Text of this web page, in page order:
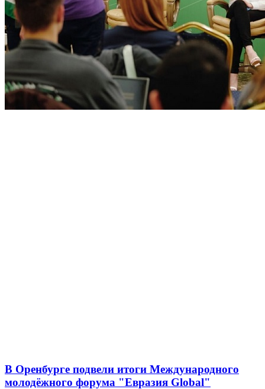
В Оренбурге подвели итоги Международного
молодёжного форума "Евразия Global"